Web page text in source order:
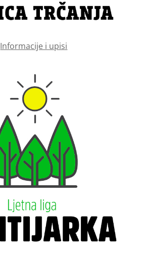
Informacije i upisi